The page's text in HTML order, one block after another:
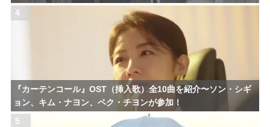
4
『カーテンコール』OST（挿入歌）全10曲を紹介〜ソン・シギ
ョン、キム・ナヨン、ペク・チヨンが参加！
5